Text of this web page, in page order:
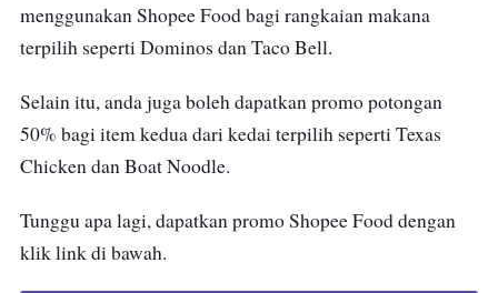
menggunakan Shopee Food bagi rangkaian makana
terpilih seperti Dominos dan Taco Bell.
Selain itu, anda juga boleh dapatkan promo potongan
50% bagi item kedua dari kedai terpilih seperti Texas
Chicken dan Boat Noodle.
Tunggu apa lagi, dapatkan promo Shopee Food dengan
klik link di bawah.